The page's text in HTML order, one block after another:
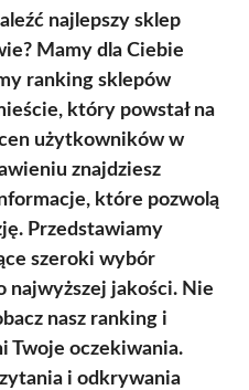
najlepszy sklep
Mamy dla Ciebie
ranking sklepów
który powstał na
użytkowników w
znajdziesz
które pozwolą
Przedstawiamy
szeroki wybór
najwyższej jakości. Nie
nasz ranking i
Twoje oczekiwania.
i odkrywania